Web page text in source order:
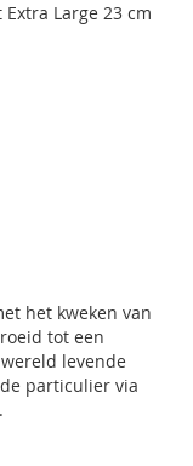
het kweken van
tot een
levende
particulier via
Large 23 cm